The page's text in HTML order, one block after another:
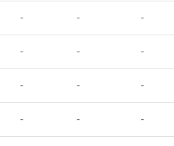
- - -
- - -
- - -
- - -